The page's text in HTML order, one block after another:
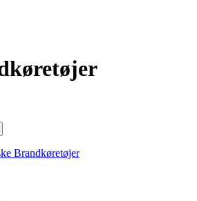
Brandkøretøjer